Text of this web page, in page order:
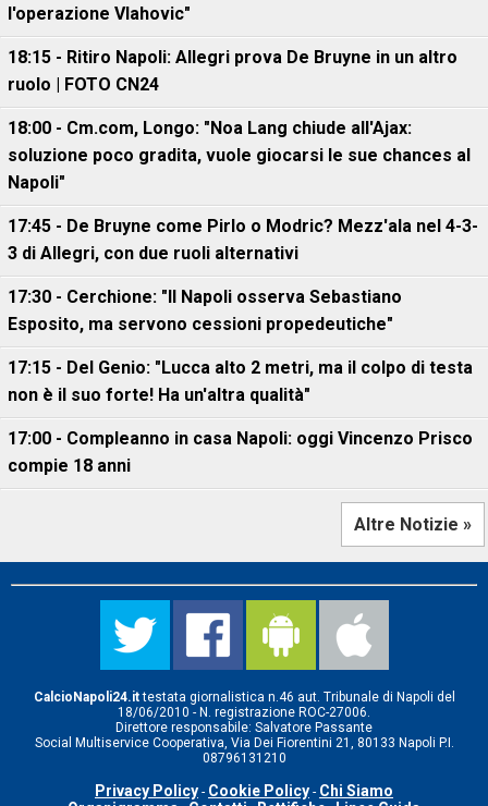
l'operazione Vlahovic"
18:15 - Ritiro Napoli: Allegri prova De Bruyne in un altro
ruolo | FOTO CN24
18:00 - Cm.com, Longo: "Noa Lang chiude all'Ajax:
soluzione poco gradita, vuole giocarsi le sue chances al
Napoli"
17:45 - De Bruyne come Pirlo o Modric? Mezz'ala nel 4-3-
3 di Allegri, con due ruoli alternativi
17:30 - Cerchione: "Il Napoli osserva Sebastiano
Esposito, ma servono cessioni propedeutiche"
17:15 - Del Genio: "Lucca alto 2 metri, ma il colpo di testa
non è il suo forte! Ha un'altra qualità"
17:00 - Compleanno in casa Napoli: oggi Vincenzo Prisco
compie 18 anni
Altre Notizie »
CalcioNapoli24.ittestata giornalistica n.46 aut. Tribunale di Napoli del
18/06/2010 - N. registrazione ROC-27006.
Direttore responsabile: Salvatore Passante
Social Multiservice Cooperativa, Via Dei Fiorentini 21, 80133 Napoli P.I.
08796131210
Privacy Policy - Cookie Policy - Chi Siamo